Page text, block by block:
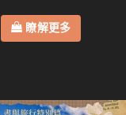
瞭解更多